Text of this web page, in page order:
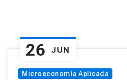
26 JUN
Microeconomía Aplicada